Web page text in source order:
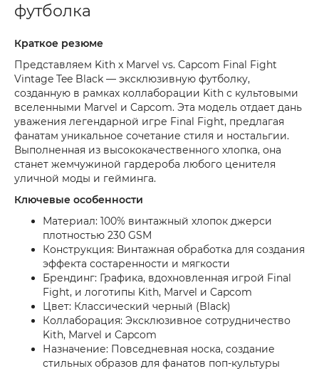
футболка
Краткое резюме
Представляем Kith x Marvel vs. Capcom Final Fight
Vintage Tee Black — эксклюзивную футболку,
созданную в рамках коллаборации Kith с культовыми
вселенными Marvel и Capcom. Эта модель отдает дань
уважения легендарной игре Final Fight, предлагая
фанатам уникальное сочетание стиля и ностальгии.
Выполненная из высококачественного хлопка, она
станет жемчужиной гардероба любого ценителя
уличной моды и гейминга.
Ключевые особенности
Материал: 100% винтажный хлопок джерси
плотностью 230 GSM
Конструкция: Винтажная обработка для создания
эффекта состаренности и мягкости
Брендинг: Графика, вдохновленная игрой Final
Fight, и логотипы Kith, Marvel и Capcom
Цвет: Классический черный (Black)
Коллаборация: Эксклюзивное сотрудничество
Kith, Marvel и Capcom
Назначение: Повседневная носка, создание
стильных образов для фанатов поп-культуры